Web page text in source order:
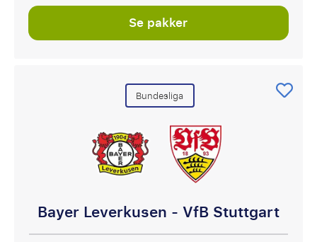
Se pakker
Bundesliga
Bayer Leverkusen - VfB Stuttgart